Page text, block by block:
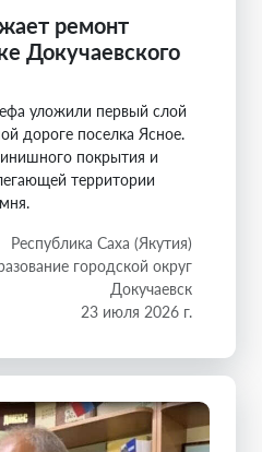
ремонт
Докучаевского
уложили первый слой
дороге поселка Ясное.
покрытия и
территории
Республика Саха (Якутия)
городской округ
Докучаевск
23 июля 2026 г.